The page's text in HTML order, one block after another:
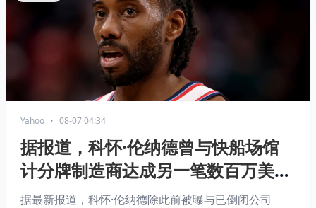
Yahoo • 08-07 04:34
据报道，科怀·伦纳德曾与快船场馆
计分牌制造商达成另一笔数百万美元
的“赞助”协议
据最新报道，科怀·伦纳德除此前被曝与已倒闭公司